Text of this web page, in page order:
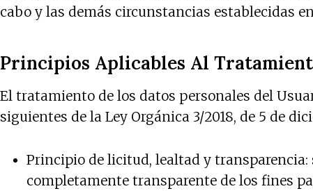
cabo y las demás circunstancias establecidas en
Principios Aplicables Al
El tratamiento de los datos personales del
siguientes de la Ley Orgánica 3/2018, de 5 de
Principio de licitud, lealtad y
completamente transparente de los fines